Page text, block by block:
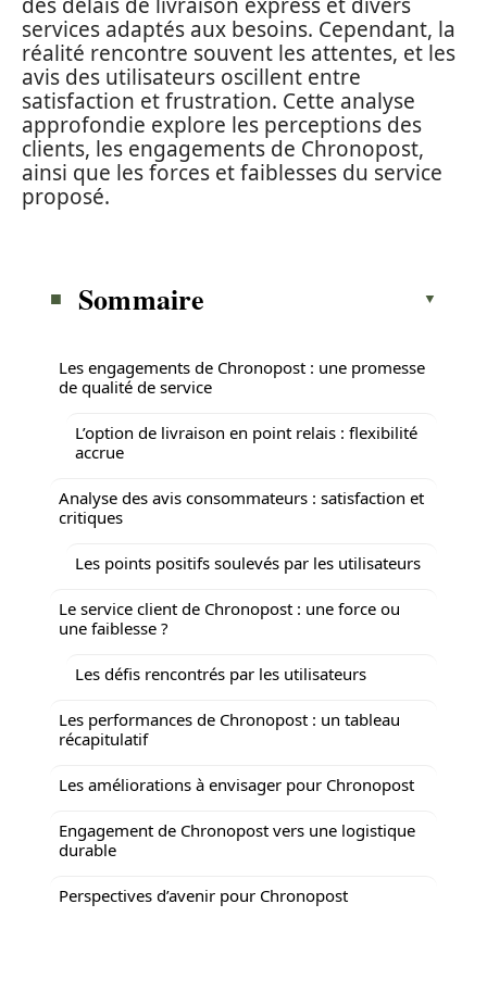
services adaptés aux besoins. Cependant, la
réalité rencontre souvent les attentes, et les
avis des utilisateurs oscillent entre
satisfaction et frustration. Cette analyse
approfondie explore les perceptions des
clients, les engagements de Chronopost,
ainsi que les forces et faiblesses du service
proposé.
Sommaire
Les engagements de Chronopost : une promesse
de qualité de service
L’option de livraison en point relais : flexibilité
accrue
Analyse des avis consommateurs : satisfaction et
critiques
Les points positifs soulevés par les utilisateurs
Le service client de Chronopost : une force ou
une faiblesse ?
Les défis rencontrés par les utilisateurs
Les performances de Chronopost : un tableau
récapitulatif
Les améliorations à envisager pour Chronopost
Engagement de Chronopost vers une logistique
durable
Perspectives d’avenir pour Chronopost